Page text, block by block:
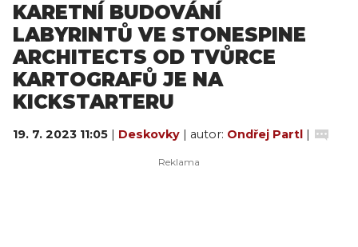
KARETNÍ BUDOVÁNÍ
LABYRINTŮ VE STONESPINE
ARCHITECTS OD TVŮRCE
KARTOGRAFŮ JE NA
KICKSTARTERU
19. 7. 2023 11:05 | Deskovky | autor: Ondřej Partl |